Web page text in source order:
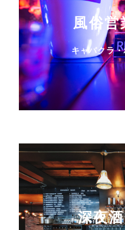
風俗営
キャバクラ
深夜